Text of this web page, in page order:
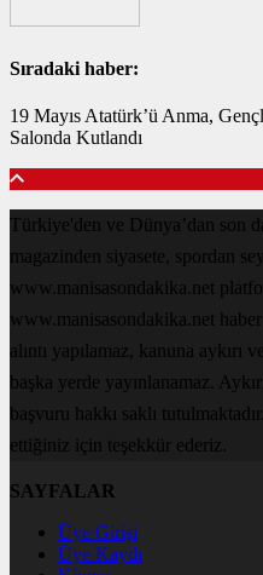
Sıradaki haber:
19 Mayıs Atatürk’ü Anma,
Salonda Kutlandı
Türkiye'den ve Dünya’dan son
magazinden siyasete, spordan
www.manisasondakika.net
www.manisasondakika.net
alıntı yapılamaz, kanuna aykırı
başka yerde yayınlanamaz.
başvuru hakkı saklı
ettiğiniz için teşekkür ederiz.
SAYFALAR
Üye Girişi
Üye Kaydı